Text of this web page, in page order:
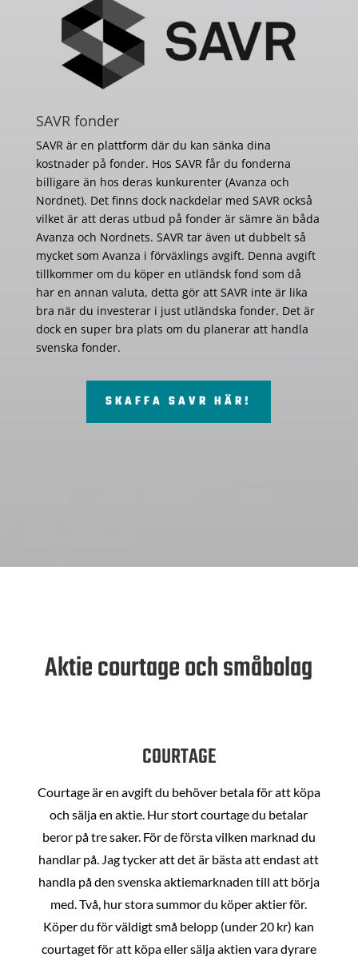
SAVR fonder
SAVR är en plattform där du kan sänka dina
kostnader på fonder. Hos SAVR får du fonderna
billigare än hos deras kunkurenter (Avanza och
Nordnet). Det finns dock nackdelar med SAVR också
vilket är att deras utbud på fonder är sämre än båda
Avanza och Nordnets. SAVR tar även ut dubbelt så
mycket som Avanza i förväxlings avgift. Denna avgift
tillkommer om du köper en utländsk fond som då
har en annan valuta, detta gör att SAVR inte är lika
bra när du investerar i just utländska fonder. Det är
dock en super bra plats om du planerar att handla
svenska fonder.
SKAFFA SAVR HÄR!
Aktie courtage och småbolag
COURTAGE
Courtage är en avgift du behöver betala för att köpa
och sälja en aktie. Hur stort courtage du betalar
beror på tre saker. För de första vilken marknad du
handlar på. Jag tycker att det är bästa att endast att
handla på den svenska aktiemarknaden till att börja
med. Två, hur stora summor du köper aktier för.
Köper du för väldigt små belopp (under 20 kr) kan
courtaget för att köpa eller sälja aktien vara dyrare